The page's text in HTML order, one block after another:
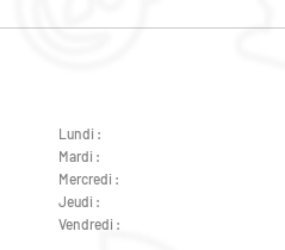
Lundi :
Mardi :
Mercredi :
Jeudi :
Vendredi :